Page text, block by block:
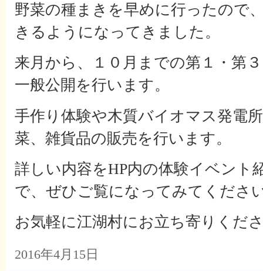
野菜の種まきを早めに行ったので
きるようになってきました。
来月から、１０月までの第１・第
一般公開を行います。
手作り体験や木質バイオマス発電
菜、雑貨品の販売を行います。
詳しい内容をHP内の体験イベント
で、ぜひご覧になってみてくださ
お気軽に江湖村にお立ち寄りくだ
2016年4月15日